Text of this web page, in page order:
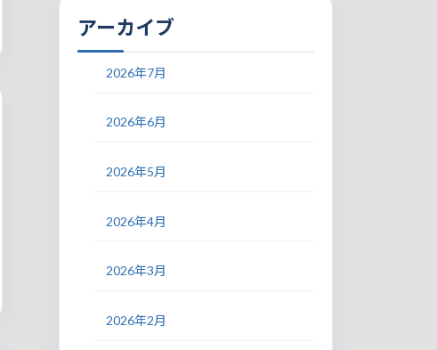
アーカイブ
2026年7月
2026年6月
2026年5月
2026年4月
2026年3月
2026年2月